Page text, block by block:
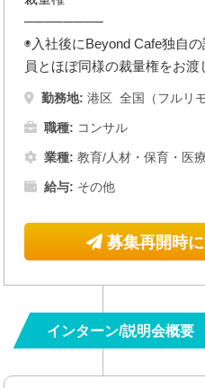
────────
◉入社後にBeyond Cafe独自
員とほぼ同様の裁量権をお渡
勤務地: 港区 全国（フルリ
職種: コンサル
業種: 教育/人材・保育・医
給与: その他
募集再開時
インターン/説明会概要